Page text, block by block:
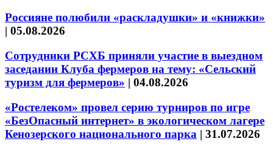
Россияне полюбили «раскладушки» и «книжки»
| 05.08.2026
Сотрудники РСХБ приняли участие в выездном
заседании Клуба фермеров на тему: «Сельский
туризм для фермеров» | 04.08.2026
«Ростелеком» провел серию турниров по игре
«БезОпасный интернет» в экологическом лагере
Кенозерского национального парка | 31.07.2026